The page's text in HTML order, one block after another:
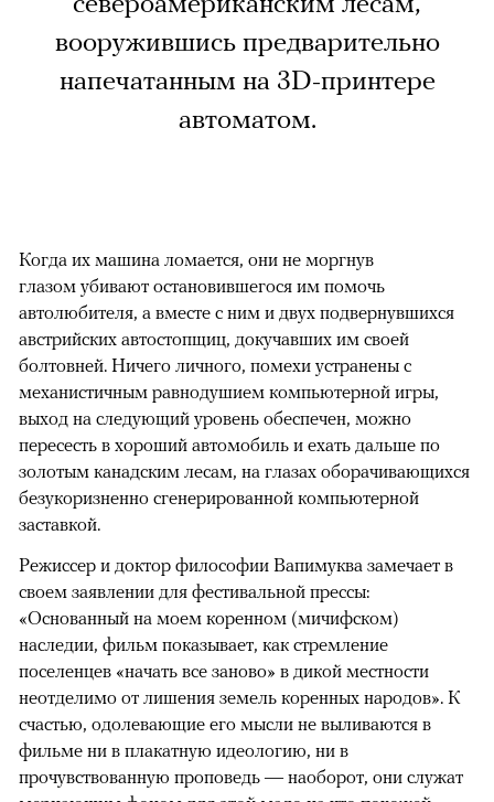
вооружившись предварительно
напечатанным на 3D-принтере
автоматом.
Когда их машина ломается, они не моргнув
глазом убивают остановившегося им помочь
автолюбителя, а вместе с ним и двух подвернувшихся
австрийских автостопщиц, докучавших им своей
болтовней. Ничего личного, помехи устранены с
механистичным равнодушием компьютерной игры,
выход на следующий уровень обеспечен, можно
пересесть в хороший автомобиль и ехать дальше по
золотым канадским лесам, на глазах оборачивающихся
безукоризненно сгенерированной компьютерной
заставкой.
Режиссер и доктор философии Вапимуква замечает в
своем заявлении для фестивальной прессы:
«Основанный на моем коренном (мичифском)
наследии, фильм показывает, как стремление
поселенцев «начать все заново» в дикой местности
неотделимо от лишения земель коренных народов». К
счастью, одолевающие его мысли не выливаются в
фильме ни в плакатную идеологию, ни в
прочувствованную проповедь — наоборот, они служат